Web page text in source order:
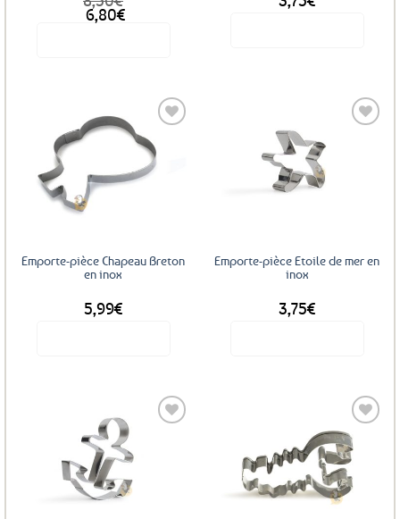
Le
prix
6,80€
Le
prix
Ajouter
Emporte-pièce Chapeau Breton
en inox
5,99€
Emporte-pièce Etoile de mer en
inox
3,75€
Ajouter
aux
favoris